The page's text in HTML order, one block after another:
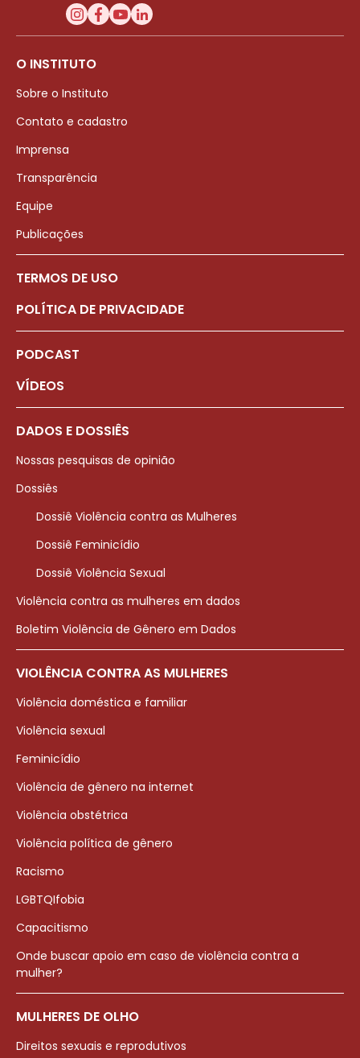
O INSTITUTO
Sobre o Instituto
Contato e cadastro
Imprensa
Transparência
Equipe
Publicações
TERMOS DE USO
POLÍTICA DE PRIVACIDADE
PODCAST
VÍDEOS
DADOS E DOSSIÊS
Nossas pesquisas de opinião
Dossiês
Dossiê Violência contra as Mulheres
Dossiê Feminicídio
Dossiê Violência Sexual
Violência contra as mulheres em dados
Boletim Violência de Gênero em Dados
VIOLÊNCIA CONTRA AS MULHERES
Violência doméstica e familiar
Violência sexual
Feminicídio
Violência de gênero na internet
Violência obstétrica
Violência política de gênero
Racismo
LGBTQIfobia
Capacitismo
Onde buscar apoio em caso de violência contra a
mulher?
MULHERES DE OLHO
Direitos sexuais e reprodutivos